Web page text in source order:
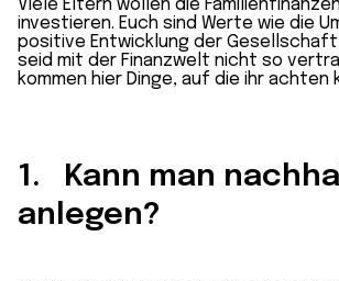
Viele Eltern wollen die
investieren. Euch sind Werte wie die
positive Entwicklung der
seid mit der Finanzwelt nicht so
kommen hier Dinge, auf die ihr achten
1. Kann man
anlegen?